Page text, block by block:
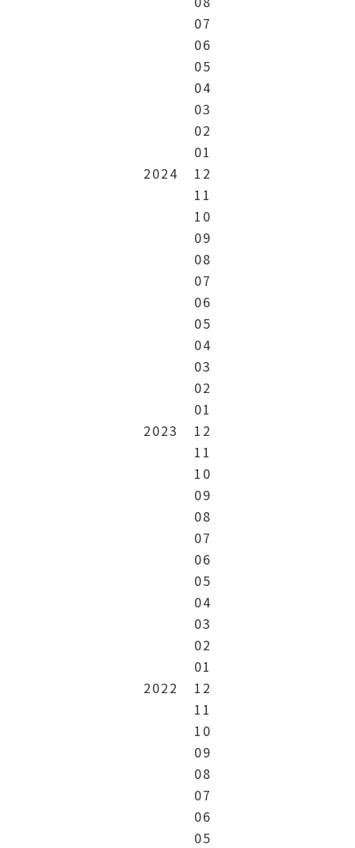
07
06
05
04
03
02
01
2024
12
11
10
09
08
07
06
05
04
03
02
01
2023
12
11
10
09
08
07
06
05
04
03
02
01
2022
12
11
10
09
08
07
06
05